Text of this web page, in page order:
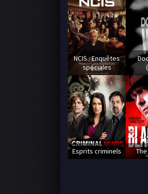
NCIS : Enquêtes
spéciales
Esprits criminels